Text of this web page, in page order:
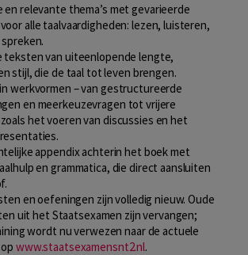
en relevante thema’s met gevarieerde
alle taalvaardigheden: lezen, luisteren,
teksten van uiteenlopende lengte,
stijl, die de taal tot leven brengen.
werkvormen – van gestructureerde
en meerkeuzevragen tot vrijere
het voeren van discussies en het
appendix achterin het boek met
en grammatica, die direct aansluiten
en oefeningen zijn volledig nieuw. Oude
uit het Staatsexamen zijn vervangen;
wordt nu verwezen naar de actuele
www.staatsexamensnt2.nl.